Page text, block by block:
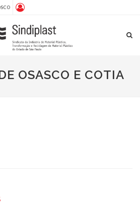
OSASCO E COTIA